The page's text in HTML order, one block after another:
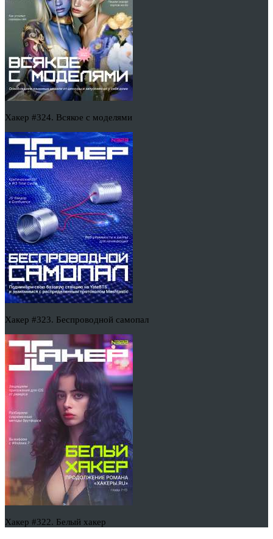
Хакер #324. Всякое с моделями
Хакер #323. Беспроводной самопал
Хакер #322. Белый хакер